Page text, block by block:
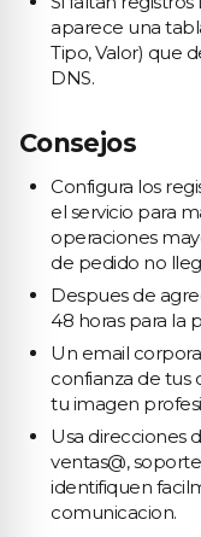
aparece una
Tipo, Valor) que
DNS.
Consejos
Configura los
el servicio para
operaciones
de pedido no
Despues de
48 horas para la
Un email
confianza de tus
tu imagen
Usa direcciones
ventas@,
identifiquen
comunicacion.